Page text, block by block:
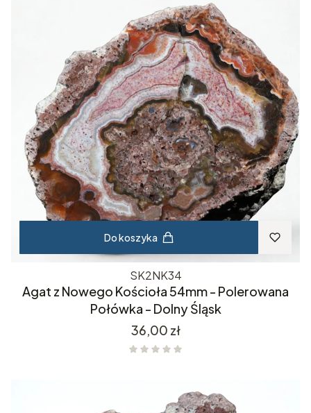
Do koszyka
SK2NK34
Agat z Nowego Kościoła 54mm - Polerowana
Połówka - Dolny Śląsk
Cena
36,00 zł